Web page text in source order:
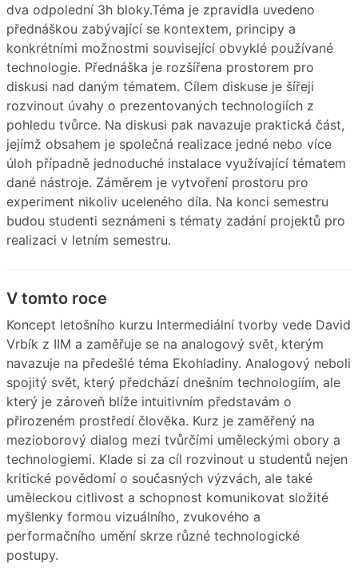
dva odpolední 3h bloky.Téma je zpravidla uvedeno
přednáškou zabývající se kontextem, principy a
konkrétními možnostmi související obvyklé používané
technologie. Přednáška je rozšířena prostorem pro
diskusi nad daným tématem. Cílem diskuse je šířeji
rozvinout úvahy o prezentovaných technologiích z
pohledu tvůrce. Na diskusi pak navazuje praktická část,
jejímž obsahem je společná realizace jedné nebo více
úloh případně jednoduché instalace využívající tématem
dané nástroje. Záměrem je vytvoření prostoru pro
experiment nikoliv uceleného díla. Na konci semestru
budou studenti seznámeni s tématy zadání projektů pro
realizaci v letním semestru.
V tomto roce
Koncept letošního kurzu Intermediální tvorby vede David
Vrbík z IIM a zaměřuje se na analogový svět, kterým
navazuje na předešlé téma Ekohladiny. Analogový neboli
spojitý svět, který předchází dnešním technologiím, ale
který je zároveň blíže intuitivním představám o
přirozeném prostředí člověka. Kurz je zaměřený na
mezioborový dialog mezi tvůrčími uměleckými obory a
technologiemi. Klade si za cíl rozvinout u studentů nejen
kritické povědomí o současných výzvách, ale také
uměleckou citlivost a schopnost komunikovat složité
myšlenky formou vizuálního, zvukového a
performačního umění skrze různé technologické
postupy.